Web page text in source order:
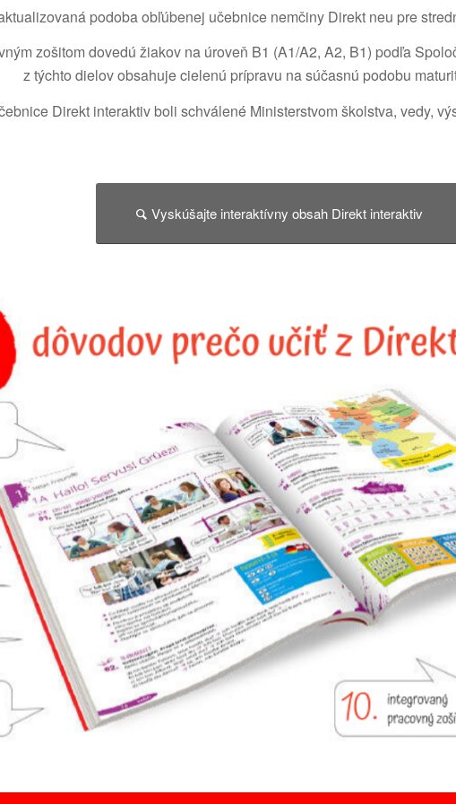
podoba obľúbenej učebnice nemčiny Direkt neu pre
zošitom dovedú žiakov na úroveň B1 (A1/A2, A2, B1) podľa
z týchto dielov obsahuje cielenú prípravu na súčasnú podobu
Direkt interaktiv boli schválené Ministerstvom školstva, vedy,
Vyskúšajte interaktívny obsah Direkt interaktiv